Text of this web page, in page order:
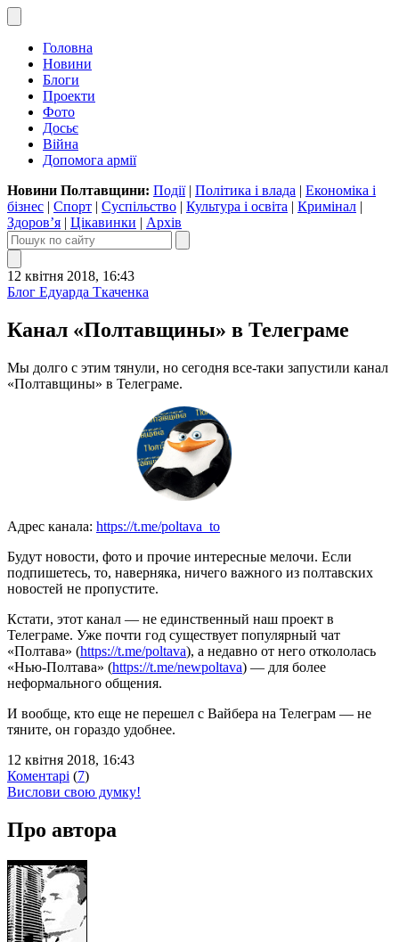
Головна
Новини
Блоги
Проекти
Фото
Досьє
Війна
Допомога армії
Новини Полтавщини: Події| Політика і влада | Економіка і
бізнес | Спорт | Суспільство | Культура і освіта | Кримінал |
Здоров’я | Цікавинки | Архів
12 квітня 2018, 16:43
Блог Едуарда Ткаченка
Канал «Полтавщины» в Телеграме
Мы долго с этим тянули, но сегодня все-таки запустили канал
«Полтавщины» в Телеграме.
Адрес канала: https://t.me/poltava_to
Будут новости, фото и прочие интересные мелочи. Если
подпишетесь, то, наверняка, ничего важного из полтавских
новостей не пропустите.
Кстати, этот канал — не единственный наш проект в
Телеграме. Уже почти год существует популярный чат
«Полтава» (https://t.me/poltava), а недавно от него откололась
«Нью-Полтава» (https://t.me/newpoltava) — для более
неформального общения.
И вообще, кто еще не перешел с Вайбера на Телеграм — не
тяните, он гораздо удобнее.
12 квітня 2018, 16:43
Коментарі (7)
Вислови свою думку!
Про автора